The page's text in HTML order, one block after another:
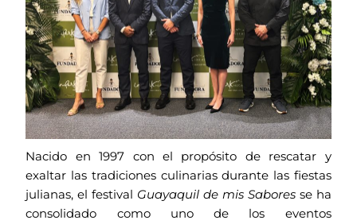
Nacido en 1997 con el propósito de rescatar y
exaltar las tradiciones culinarias durante las fiestas
julianas, el festival Guayaquil de mis Saboresse ha
consolidado como uno de los eventos